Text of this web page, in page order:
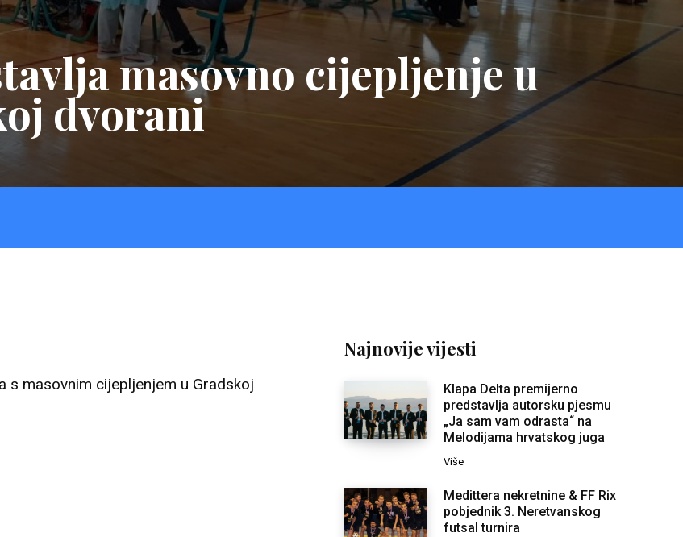
masovno cijepljenje u
dvorani
s masovnim cijepljenjem u Gradskoj
Najnovije vijesti
Klapa Delta premijerno
predstavlja autorsku pjesmu
„Ja sam vam odrasta“ na
Melodijama hrvatskog juga
Više
Medittera nekretnine & FF Rix
pobjednik 3. Neretvanskog
futsal turnira